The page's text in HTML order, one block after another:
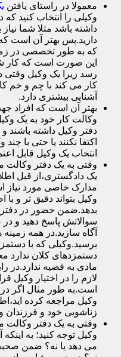
معمولا در راستای یافتن
وکیلی را انتخاب کنید که
داشته باشد مثلا شما
دارید.پس بهتر آن است
که به طور تخصصی در
این صورت است که کار
رسد زیرا یک وکیل
کار می کند با چم و خم
آشنایی بیشتری دارد.
بهتر آن است که افراد
وکالت کار خود به یک
دفتر وکیل داشته باشند
اکتفا نکنند یا حتی با
انتخاب یک وکیل قابل
وقتی به یک دفتر وکالت
یک دادگستری،از قبل
مدارک خاصی مورد نیاز
وکیل بتواند دقیق تر و
بدهد.ضمن حضور در دفتر
سوالاتش پاسخ دهید و
آگاه سازید.در همه
برسید.وکیلی که با
دستمزدهای کلان ندارد
مادی به قضیه ندارد.در
لازم را در اختیار وکیل
است.به طور مثال اگر
وکیل مراجعه کرده
زناشویی خود و فرزندان
وقتی به یک دفتر وکالت
وکیل توجه کنید؛ به
می دهد یا نه؟ ضمن